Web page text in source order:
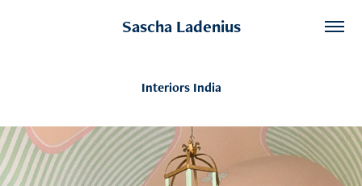
Sascha Ladenius
Interiors India